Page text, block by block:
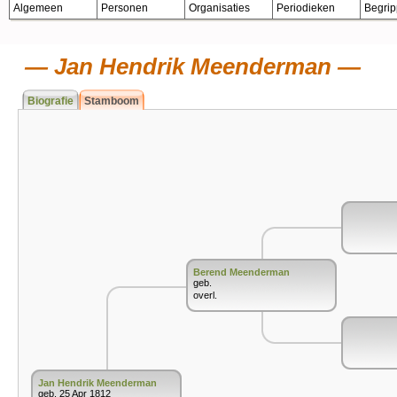
Algemeen Personen Organisaties Periodieken
Jan Hendrik Meenderman
Biografie Stamboom
Jan Hendrik Meenderman
geb. 25 Apr 1812
Berend Meenderman
geb.
overl.